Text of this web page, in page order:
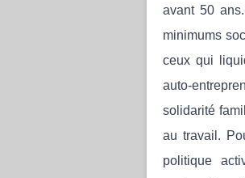
avant 50
minimums
ceux qui
auto-
solidarité
au travail.
politique